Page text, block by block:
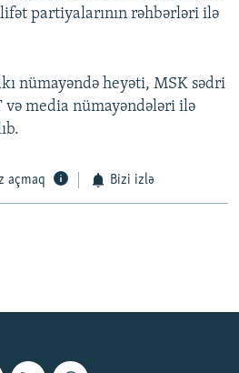
partiyalarının rəhbərləri ilə
nümayəndə heyəti, MSK sədri
və media nümayəndələri ilə
açmaq Bizi izlə